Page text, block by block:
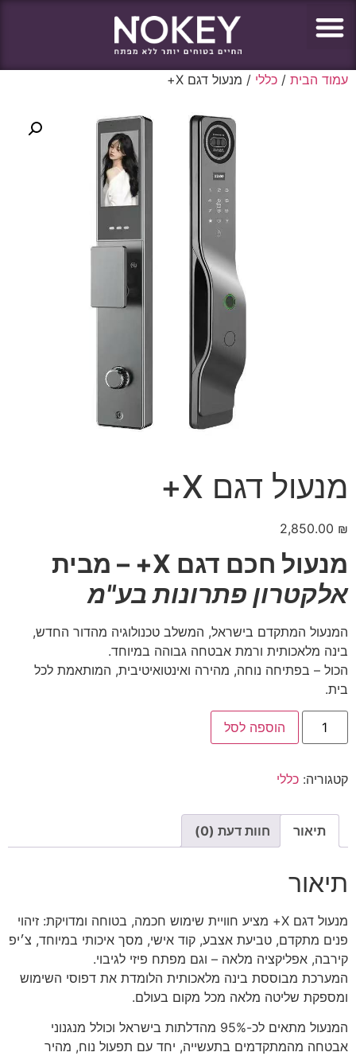
עמוד הבית / כללי / מנעול דגם X+
מנעול דגם X+
2,850.00 ₪
מנעול חכם דגם X+ – מבית
אלקטרון פתרונות בע"מ
המנעול המתקדם בישראל, המשלב טכנולוגיה מהדור החדש,
בינה מלאכותית ורמת אבטחה גבוהה במיוחד.
הכול – בפתיחה נוחה, מהירה ואינטואיטיבית, המותאמת לכל
בית.
הוספה לסל
קטגוריה: כללי
תיאור חוות דעת (0)
תיאור
מנעול דגם X+ מציע חוויית שימוש חכמה, בטוחה ומדויקת: זיהוי
פנים מתקדם, טביעת אצבע, קוד אישי, מסך איכותי במיוחד, צ׳יפ
קירבה, אפליקציה מלאה – וגם מפתח פיזי לגיבוי.
המערכת מבוססת בינה מלאכותית הלומדת את דפוסי השימוש
ומספקת שליטה מלאה מכל מקום בעולם.
המנעול מתאים לכ-95% מהדלתות בישראל וכולל מנגנוני
אבטחה מהמתקדמים בתעשייה, יחד עם תפעול נוח, מהיר